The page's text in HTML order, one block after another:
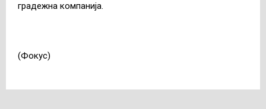
градежна компанија.
(Фокус)